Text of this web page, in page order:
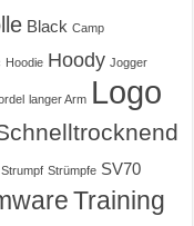
Black Camp
Hoodie Hoody Jogger
langer Arm Logo
Strumpf Strümpfe SV70
Training